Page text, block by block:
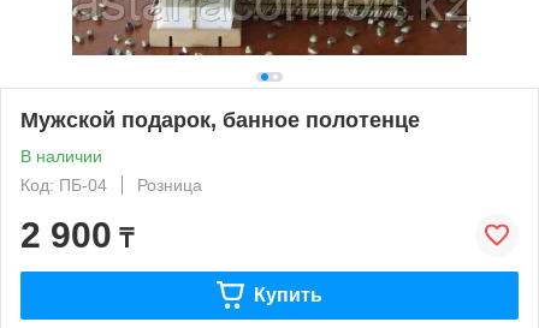
Мужской подарок, банное полотенце
В наличии
Код: ПБ-04
Розница
2 900 ₸
Купить